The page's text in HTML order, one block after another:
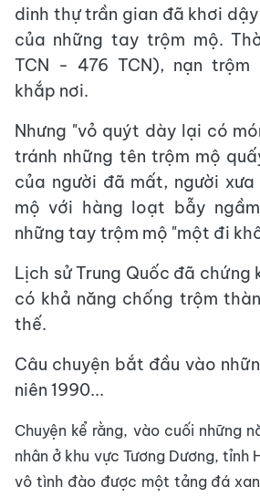
dinh thự trần gian đã khơi
của những tay trộm mộ.
TCN - 476 TCN), nạn trộm
khắp nơi.
Nhưng "vỏ quýt dày lại có
tránh những tên trộm mộ
của người đã mất, người
mộ với hàng loạt bẫy
những tay trộm mộ "một đi
Lịch sử Trung Quốc đã chứng
có khả năng chống trộm
thế.
Câu chuyện bắt đầu vào
niên 1990...
Chuyện kể rằng, vào cuối những
nhân ở khu vực Tương Dương, tỉnh
vô tình đào được một tảng đá